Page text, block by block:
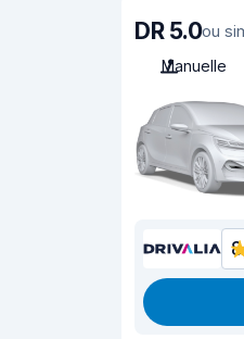
DR 5.0ou
Manuelle